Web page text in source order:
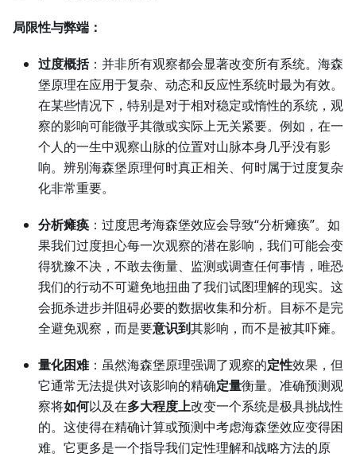
局限性与弊端：
过度概括：并非所有观察都会显著改变所有系统。海森
堡原理在应用于复杂、动态和反应性系统时最为有效。
在某些情况下，特别是对于相对稳定或惰性的系统，观
察的影响可能微乎其微或实际上无关紧要。例如，在一
个人的一生中观察山脉的位置对山脉本身几乎没有影
响。辨别海森堡原理何时真正相关、何时属于过度复杂
化非常重要。
分析瘫痪 ：过度思考海森堡效应会导致“分析瘫痪”。如
果我们过度担心每一次观察的潜在影响，我们可能会变
得犹豫不决，不敢去衡量、监测或调查任何事情，唯恐
我们的行动不可避免地扭曲了我们试图理解的现实。这
会扼杀进步并阻碍必要的数据收集和分析。目标不是完
全避免观察，而是要意识到其影响，而不是被其吓瘫。
量化困难：虽然海森堡原理强调了观察的定性效果，但
它通常无法提供对该影响的精确定量衡量。准确预测观
察将如何以及在多大程度上改变一个系统是极具挑战性
的。这使得在精确计算或预测中考虑海森堡效应变得困
难。它更多是一个指导我们定性理解和战略方法的原